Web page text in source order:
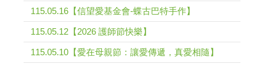
115.05.16【信望愛基金會-蝶古巴特手作】
115.05.12【2026 護師節快樂】
115.05.10【愛在母親節：讓愛傳遞，真愛相隨】